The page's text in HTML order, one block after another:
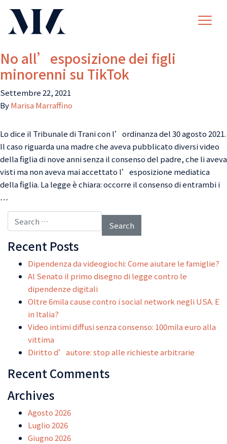
No all’esposizione dei figli
minorenni su TikTok
Settembre 22, 2021
ByMarisa Marraffino
Lo dice il Tribunale di Trani con l’ordinanza del 30 agosto 2021.
Il caso riguarda una madre che aveva pubblicato diversi video
della figlia di nove anni senza il consenso del padre, che li aveva
visti ma non aveva mai accettato l’esposizione mediatica
della figlia. La legge è chiara: occorre il consenso di entrambi i
…
Search for:
Recent Posts
Dipendenza da videogiochi: Come aiutare le famiglie?
Al Senato il primo disegno di legge contro le
dipendenze digitali
Oltre 6mila cause contro i social network negli USA. E
in Italia?
Video intimi diffusi senza consenso: 100mila euro alla
vittima
Diritto d’autore: stop alle richieste arbitrarie
Recent Comments
Archives
Agosto 2026
Luglio 2026
Giugno 2026